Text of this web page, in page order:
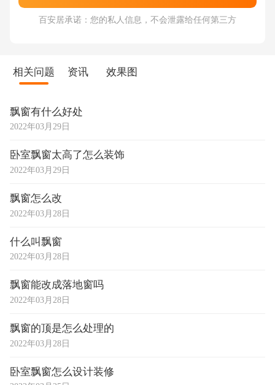
百安居承诺：您的私人信息，不会泄露给任何第三方
相关问题 资讯 效果图
飘窗有什么好处
2022年03月29日
卧室飘窗太高了怎么装饰
2022年03月29日
飘窗怎么改
2022年03月28日
什么叫飘窗
2022年03月28日
飘窗能改成落地窗吗
2022年03月28日
飘窗的顶是怎么处理的
2022年03月28日
卧室飘窗怎么设计装修